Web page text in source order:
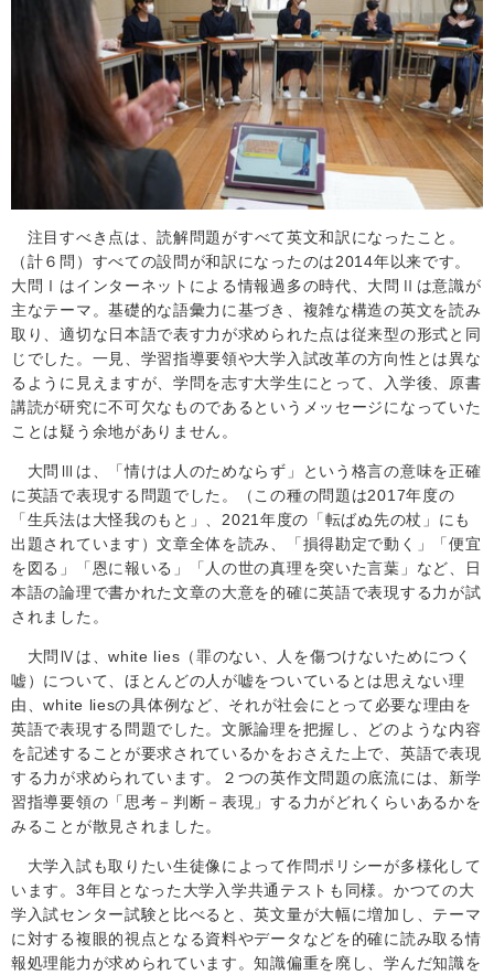
注目すべき点は、読解問題がすべて英文和訳になったこと。
（計６問）すべての設問が和訳になったのは2014年以来です。
大問Ⅰはインターネットによる情報過多の時代、大問Ⅱは意識が
主なテーマ。基礎的な語彙力に基づき、複雑な構造の英文を読み
取り、適切な日本語で表す力が求められた点は従来型の形式と同
じでした。一見、学習指導要領や大学入試改革の方向性とは異な
るように見えますが、学問を志す大学生にとって、入学後、原書
講読が研究に不可欠なものであるというメッセージになっていた
ことは疑う余地がありません。
大問Ⅲは、「情けは人のためならず」という格言の意味を正確
に英語で表現する問題でした。（この種の問題は2017年度の
「生兵法は大怪我のもと」、 2021 年度の「転ばぬ先の杖」にも
出題されています）文章全体を読み、「損得勘定で動く」「便宜
を図る」「恩に報いる」「人の世の真理を突いた言葉」など、日
本語の論理で書かれた文章の大意を的確に英語で表現する力が試
されました。
大問Ⅳは、white lies （罪のない、人を傷つけないためにつく
嘘）について、ほとんどの人が嘘をついているとは思えない理
由、white liesの具体例など、それが社会にとって必要な理由を
英語で表現する問題でした。文脈論理を把握し、どのような内容
を記述することが要求されているかをおさえた上で、英語で表現
する力が求められています。２つの英作文問題の底流には、新学
習指導要領の「思考－判断－表現」する力がどれくらいあるかを
みることが散見されました。
大学入試も取りたい生徒像によって作問ポリシーが多様化して
います。 3年目となった大学入学共通テストも同様。かつての大
学入試センター試験と比べると、英文量が大幅に増加し、テーマ
に対する複眼的視点となる資料やデータなどを的確に読み取る情
報処理能力が求められています。知識偏重を廃し、学んだ知識を